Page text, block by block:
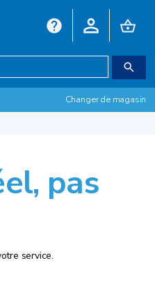
Changer de magasin
pas
service.